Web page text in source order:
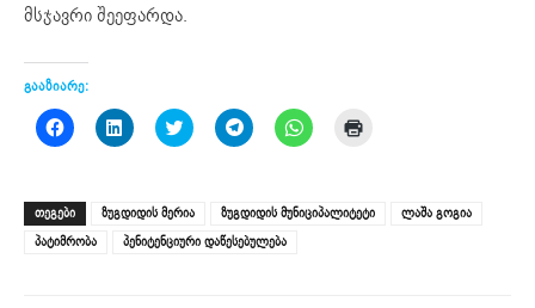
მსჯავრი შეეფარდა.
გააზიარე:
Click
to
(Opens
in
new
window)
Click
to
(Opens
in
new
window)
Click
to
(Opens
in
new
window)
Click
to
(Opens
in
new
window)
Click
to
(Opens
in window)
ᲗᲔᲒᲔᲑᲘ ზუგდიდის მერია ზუგდიდის მუნიციპალიტეტი
ლაშა გოგია
პატიმრობა
პენიტენციური დაწესებულება